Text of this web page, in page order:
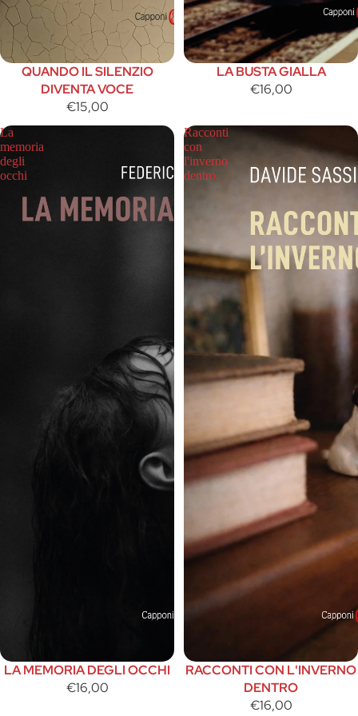
QUANDO IL SILENZIO
DIVENTA VOCE
€15,00
LA BUSTA GIALLA
€16,00
La
memoria
degli
occhi
LA MEMORIA DEGLI OCCHI
€16,00
Racconti
con
l'inverno
dentro
RACCONTI CON L'INVERNO
DENTRO
€16,00